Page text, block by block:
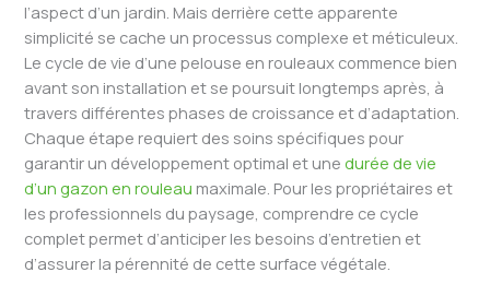
l’aspect d’un jardin. Mais derrière cette apparente
simplicité se cache un processus complexe et méticuleux.
Le cycle de vie d’une pelouse en rouleaux commence bien
avant son installation et se poursuit longtemps après, à
travers différentes phases de croissance et d’adaptation.
Chaque étape requiert des soins spécifiques pour
garantir un développement optimal et une durée de vie
d’un gazon en rouleau maximale. Pour les propriétaires et
les professionnels du paysage, comprendre ce cycle
complet permet d’anticiper les besoins d’entretien et
d’assurer la pérennité de cette surface végétale.